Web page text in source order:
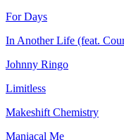
For Days
In Another Life (feat.
Johnny Ringo
Limitless
Makeshift Chemistry
Maniacal Me